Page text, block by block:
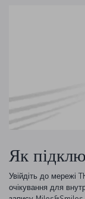
Як
Увійдіть до мережі
очікування для